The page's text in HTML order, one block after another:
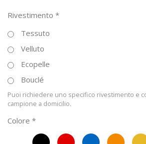
Rivestimento *
Tessuto
Velluto
Ecopelle
Bouclé
Puoi richiedere uno specifico rivestimento e
campione a domicilio.
Colore *